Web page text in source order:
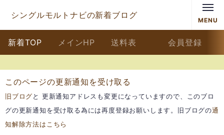
シングルモルトナビの新着ブログ
MENU
新着TOP メインHP 送料表 会員登録
このページの更新通知を受け取る
旧ブログと 更新通知アドレスも変更になっていますので、このブロ
グの更新通知を受け取る為には再度登録お願いします。旧ブログの通
知解除方法はこちら